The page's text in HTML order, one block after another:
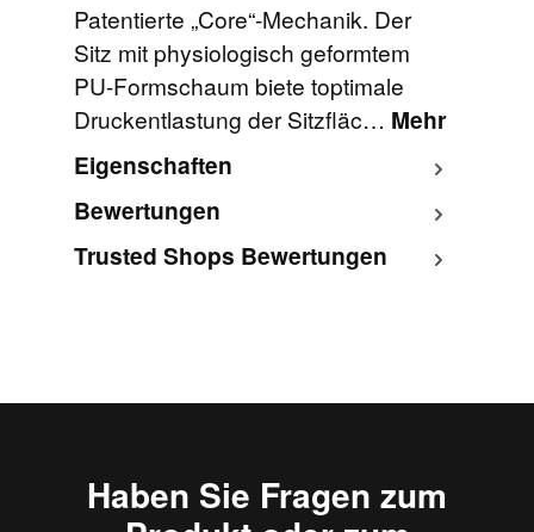
Patentierte „Core“-Mechanik. Der
Sitz mit physiologisch geformtem
PU-Formschaum biete toptimale
Druckentlastung der Sitzfläc… Mehr
Eigenschaften
Bewertungen
Trusted Shops Bewertungen
Haben Sie Fragen zum